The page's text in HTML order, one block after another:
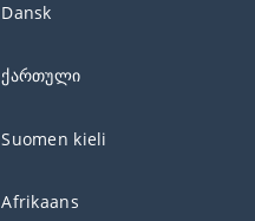
Dansk
ქართული
Suomen kieli
Afrikaans